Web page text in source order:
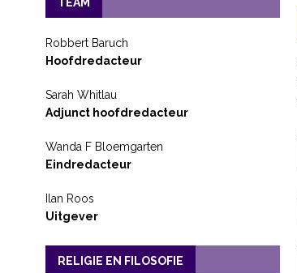
Robbert Baruch
Hoofdredacteur
Sarah Whitlau
Adjunct hoofdredacteur
Wanda F Bloemgarten
Eindredacteur
Ilan Roos
Uitgever
RELIGIE EN FILOSOFIE